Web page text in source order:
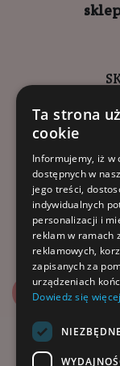
ul.
Zapisz się
Ta strona
cookie
Informujemy, iż w
dostępnych w
jego treści,
indywidualnych
personalizacji i
reklam w ramach
reklamowych,
zapisanych za
urządzeniach
Dowiedz się więcej
NIEZBĘDNE